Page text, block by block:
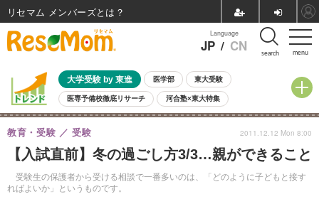
menu
Language
JP / CN search
大学受験 by 東進 医学部 東大受験
医専予備校徹底リサーチ 河合塾×東大特集
親子で考える大学選び 高校受験 中学受験 小学校受験
共通テスト 夏休み
8月開催イベント・WS 全国公立高校 過去問 人気記事
自由研究教材（小学生向け） 自由研究教材（中学生向け） ランキング
【入試直前】冬の過ごし方3/3…親ができること
受験生の保護者から受ける相談で一番多いのは、「どのように子どもと接す
ればよいか」というものです。
教育・受験 受験 2011.12.12 Mon 8:00
リセマム メンバーズ